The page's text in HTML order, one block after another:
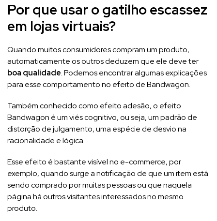
Por que usar o gatilho escassez
em lojas virtuais?
Quando muitos consumidores compram um produto,
automaticamente os outros deduzem que ele deve ter
boa qualidade. Podemos encontrar algumas explicações
para esse comportamento no efeito de Bandwagon.
Também conhecido como efeito adesão, o efeito
Bandwagon é um viés cognitivo, ou seja, um padrão de
distorção de julgamento, uma espécie de desvio na
racionalidade e lógica.
Esse efeito é bastante visível no e-commerce, por
exemplo, quando surge a notificação de que um item está
sendo comprado por muitas pessoas ou que naquela
página há outros visitantes interessados no mesmo
produto.